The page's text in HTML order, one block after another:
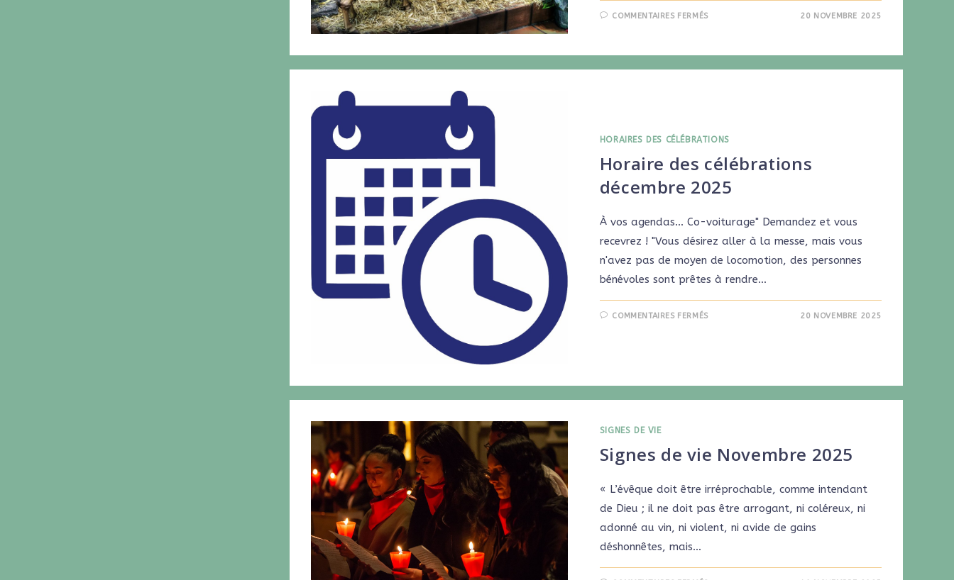
COMMENTAIRES FERMÉS 20 NOVEMBRE 2025
HORAIRES DES CÉLÉBRATIONS
Horaire des célébrations
décembre 2025
À vos agendas... Co-voiturage" Demandez et vous
recevrez ! "Vous désirez aller à la messe, mais vous
n'avez pas de moyen de locomotion, des personnes
bénévoles sont prêtes à rendre…
COMMENTAIRES FERMÉS 20 NOVEMBRE 2025
SIGNES DE VIE
Signes de vie Novembre 2025
« L’évêque doit être irréprochable, comme intendant
de Dieu ; il ne doit pas être arrogant, ni coléreux, ni
adonné au vin, ni violent, ni avide de gains
déshonnêtes, mais…